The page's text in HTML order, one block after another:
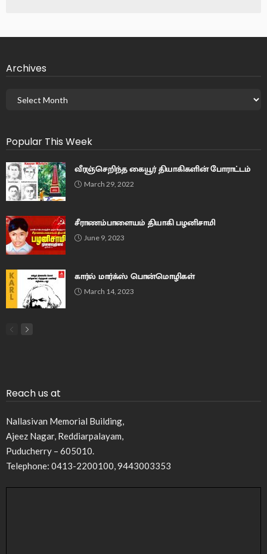
Archives
Popular This Week
வீரஞ்செறிந்த கையூர் தியாகிகளின் போராட்டம்
March 29, 2022
சீராணம்பாளையம் தியாகி பழனிசாமி
June 9, 2023
கார்ல் மார்க்ஸ் பொன்மொழிகள்
March 14, 2023
Reach us at
Nallasivan Memorial Building,
Ajeez Nagar, Reddiarpalayam,
Puducherry – 605010.
Telephone: 0413-2200100, 9443003353